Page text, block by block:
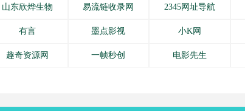
山东欣烨生物 易流链收录网 2345网址导航
有言 墨点影视 小K网
趣奇资源网 一帧秒创 电影先生